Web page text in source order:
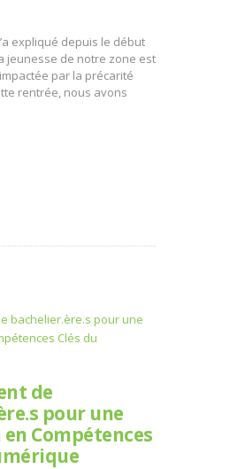
expliqué depuis le début
jeunesse de notre zone est
par la précarité
rentrée, nous avons
de
pour une
Compétences